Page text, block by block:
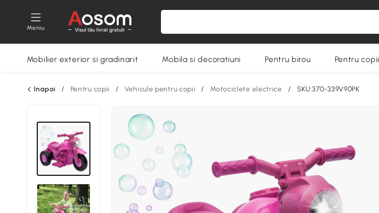
Meniu
Mobilier exterior si gradinarit Mobila si decoratiuni Pentru birou Pentru copii
Inapoi / Pentru copii / Vehicule pentru copii / Motociclete electrice / SKU:370-339V90PK